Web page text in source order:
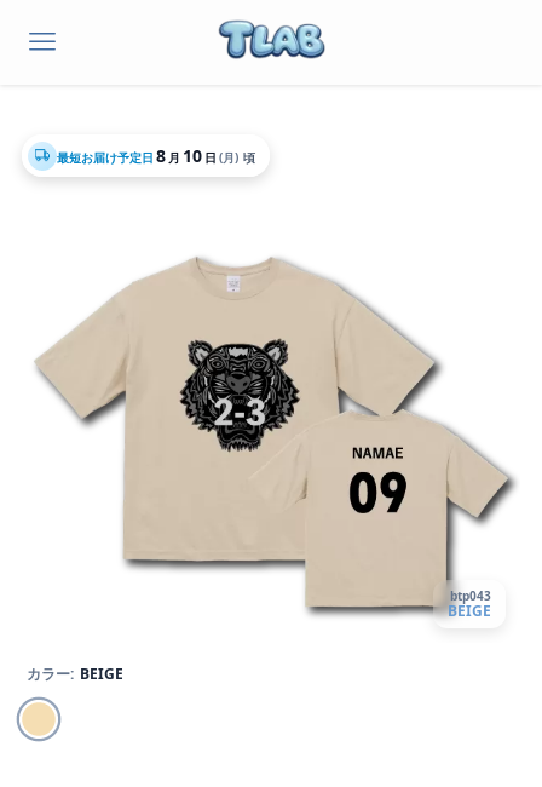
最短お届け予定日 8 月 10 日 (月) 頃
btp043
BEIGE
カラー: BEIGE